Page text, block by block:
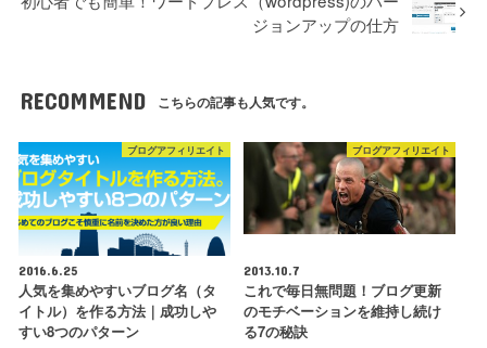
ジョンアップの仕方
RECOMMEND こちらの記事も人気です。
ブログアフィリエイト
2016.6.25
人気を集めやすいブログ名（タ
イトル）を作る方法｜成功しや
すい8つのパターン
ブログアフィリエイト
2013.10.7
これで毎日無問題！ブログ更新
のモチベーションを維持し続け
る7の秘訣